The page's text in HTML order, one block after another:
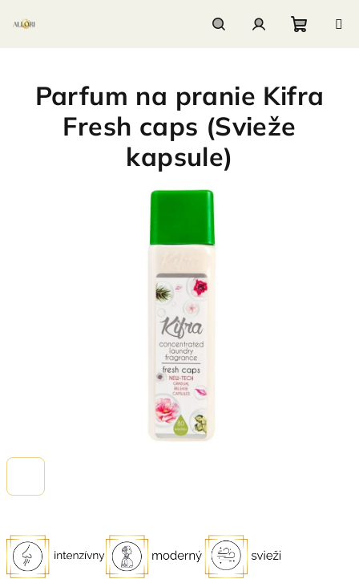
košík
Parfum na pranie Kifra
Fresh caps (Svieže
kapsule)